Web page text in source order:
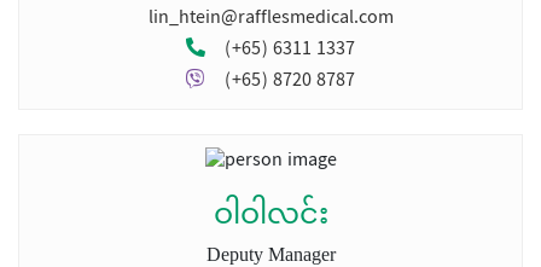
lin_htein@rafflesmedical.com
(+65) 6311 1337
(+65) 8720 8787
ဝါဝါလင်း
Deputy Manager